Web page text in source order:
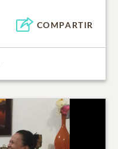
COMPARTIR